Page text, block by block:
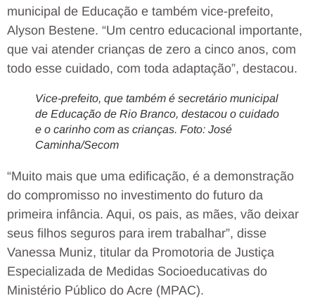
municipal de Educação e também vice-prefeito,
Alyson Bestene. “Um centro educacional importante,
que vai atender crianças de zero a cinco anos, com
todo esse cuidado, com toda adaptação”, destacou.
Vice-prefeito, que também é secretário municipal
de Educação de Rio Branco, destacou o cuidado
e o carinho com as crianças. Foto: José
Caminha/Secom
“Muito mais que uma edificação, é a demonstração
do compromisso no investimento do futuro da
primeira infância. Aqui, os pais, as mães, vão deixar
seus filhos seguros para irem trabalhar”, disse
Vanessa Muniz, titular da Promotoria de Justiça
Especializada de Medidas Socioeducativas do
Ministério Público do Acre (MPAC).